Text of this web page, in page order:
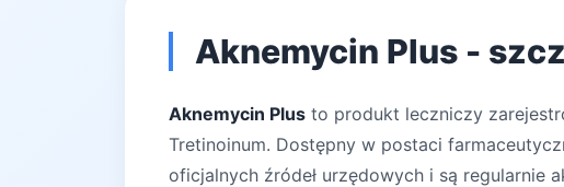
Aknemycin Plus -
Aknemycin Plus to produkt leczniczy
Tretinoinum. Dostępny w postaci
oficjalnych źródeł urzędowych i są regularnie